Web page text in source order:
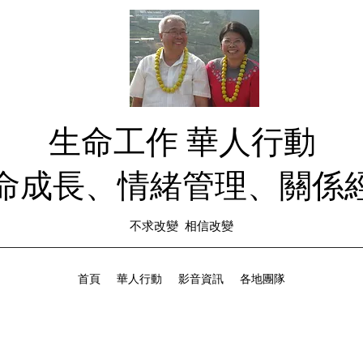
生命工作 華人行動
成長、情緒管理、關係
不求改變 相信改變
首頁 華人行動 影音資訊 各地團隊